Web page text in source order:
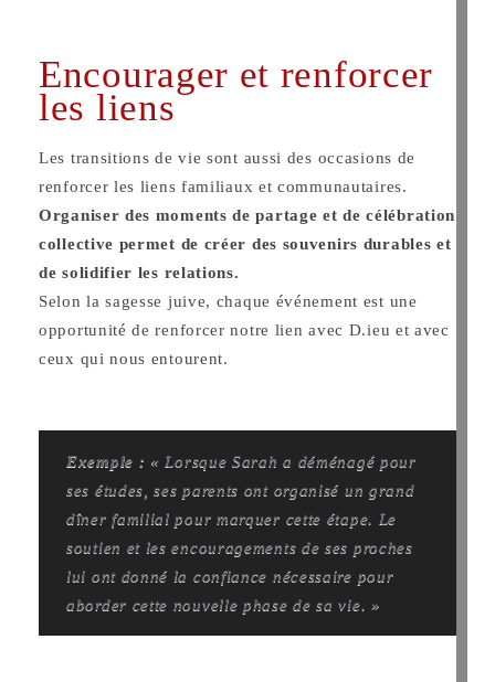
Encourager et renforcer
les liens
Les transitions de vie sont aussi des occasions de
renforcer les liens familiaux et communautaires.
Organiser des moments de partage et de célébration
collective permet de créer des souvenirs durables et
de solidifier les relations.
Selon la sagesse juive, chaque événement est une
opportunité de renforcer notre lien avec D.ieu et avec
ceux qui nous entourent.
Exemple : « Lorsque Sarah a déménagé pour
ses études, ses parents ont organisé un grand
dîner familial pour marquer cette étape. Le
soutien et les encouragements de ses proches
lui ont donné la confiance nécessaire pour
aborder cette nouvelle phase de sa vie. »